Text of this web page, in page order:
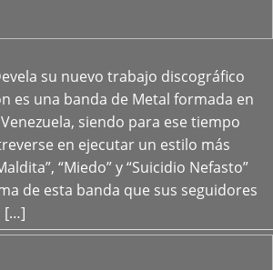
su nuevo trabajo discográfico
es una banda de Metal formada en
siendo para ese tiempo
en ejecutar un estilo más
“Miedo” y “Suicidio Nefasto”
de esta banda que sus seguidores
[…]
+